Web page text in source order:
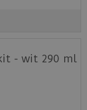
- wit 290 ml